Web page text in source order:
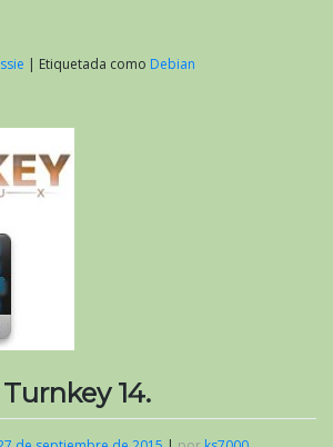
| Etiquetada como Debian
14.